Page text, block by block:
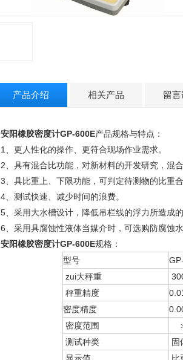
产品介绍 相关产品 留
安阳橡胶密度计GP-600E产品规格与特点：
1、更人性化的操作、更符合现场作业需求。
2、具有混合比功能，对新材料的开发研究，混
3、具比重上、下限功能，可判定待测物的比重
4、测试快速、减少时间的浪费。
5、采用大水槽设计，降低吊栏线的浮力所造成
6、采用具腐蚀性液体当媒介时，可选购防腐蚀水
安阳橡胶密度计GP-600E规格：
型号
zui大秤重
秤重精度
密度精度
密度范围
测试种类
固